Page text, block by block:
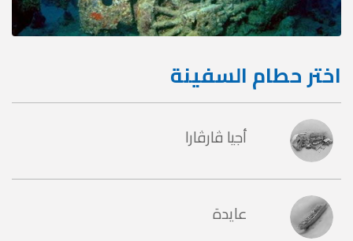
اختر حطام السفينة
أجيا ڤارڤارا
عايدة